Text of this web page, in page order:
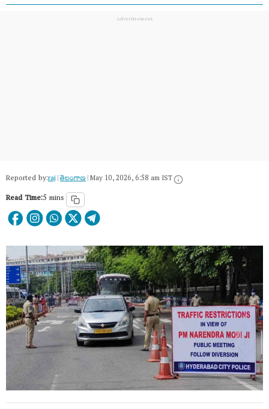
Reported by:raj|తెలంగాణ‌|May 10, 2026, 6:58 am IST
Read Time:5 mins